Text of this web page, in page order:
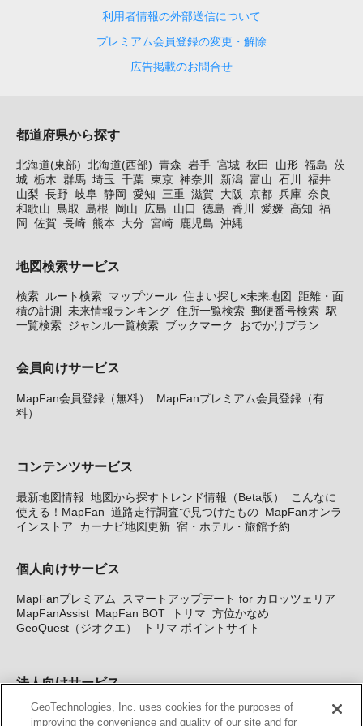
利用者情報の外部送信について
プレミアム会員登録の変更・解除
広告掲載のお問合せ
都道府県から探す
北海道(東部) 北海道(西部) 青森 岩手 宮城 秋田 山形 福島 茨
城 栃木 群馬 埼玉 千葉 東京 神奈川 新潟 富山 石川
福井
山梨 長野 岐阜 静岡 愛知 三重 滋賀 大阪 京都 兵庫 奈良
和歌山 鳥取 島根 岡山 広島 山口 徳島 香川 愛媛 高知 福
岡
佐賀 長崎 熊本 大分 宮崎 鹿児島 沖縄
地図検索サービス
検索 ルート検索 マップツール 住まい探し×未来地図
距離・面
積の計測
未来情報ランキング 住所一覧検索 郵便番号検索 駅
一覧検索 ジャンル一覧検索 ブックマーク おでかけプラン
会員向けサービス
MapFan会員登録（無料）
MapFanプレミアム会員登録（有
料）
コンテンツサービス
最新地図情報 地図から探すトレンド情報（Beta版）
こんなに
使える！MapFan 道路走行調査で見つけたもの MapFanオンラ
インストア
カーナビ地図更新 宿・ホテル・旅館予約
個人向けサービス
MapFanプレミアム
スマートアップデート for カロッツェリア
MapFanAssist MapFan BOT トリマ 方位かなめ
GeoQuest（ジオクエ）
トリマ ポイントサイト
法人向けサービス
法人向け地図・位置情報サービス WEBサイト・システム向け地
GeoTechnologies, Inc. uses cookies for the purposes of
improving the convenience and quality of our site and for